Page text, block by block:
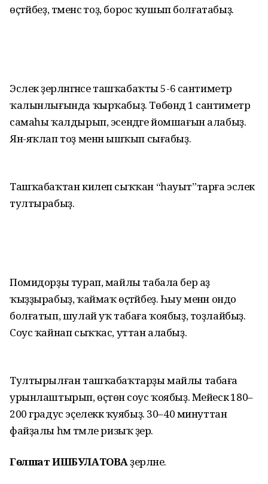
өҫтәйбеҙ, тәменсә тоҙ, борос ҡушып болғатабыҙ.
Эслек әҙерләнгәнсе ташҡабаҡты 5-6 сантиметр
ҡалынлығында ҡырҡабыҙ. Төбөндә 1 сантиметр
самаһы ҡалдырып, эсендәге йомшағын алабыҙ.
Ян-яҡлап тоҙ менән ышҡып сығабыҙ.
Ташҡабаҡтан килеп сыҡҡан “һауыт”тарға эслек
тултырабыҙ.
Помидорҙы турап, майлы табала бер аҙ
ҡыҙҙырабыҙ, ҡаймаҡ өҫтәйбеҙ. Һыу менән ондо
болғатып, шулай уҡ табаға ҡоябыҙ, тоҙлайбыҙ.
Соус ҡайнап сыҡҡас, уттан алабыҙ.
Тултырылған ташҡабаҡтарҙы майлы табаға
урынлаштырып, өҫтөнә соус ҡоябыҙ. Мейескә 180–
200 градус эҫелеккә ҡуябыҙ. 30–40 минуттан
файҙалы һәм тәмле ризыҡ әҙер.
Гөлшат ИШБУЛАТОВАәҙерләне.